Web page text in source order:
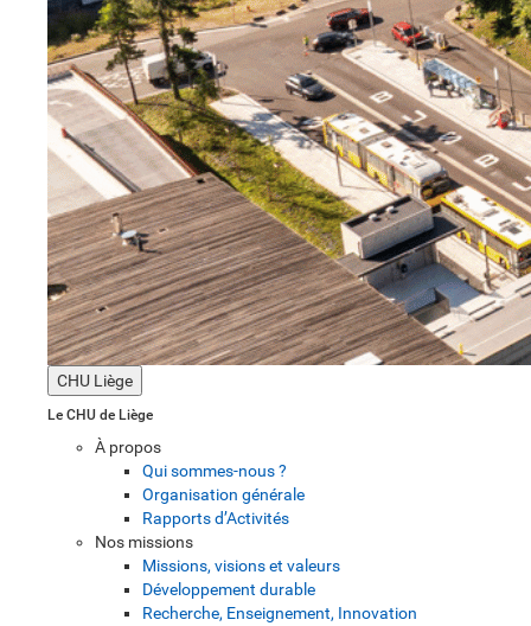
CHU Liège
Le CHU de Liège
À propos
Qui sommes-nous ?
Organisation générale
Rapports d’Activités
Nos missions
Missions, visions et valeurs
Développement durable
Recherche, Enseignement, Innovation